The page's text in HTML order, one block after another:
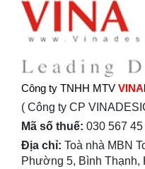
Công ty TNHH MTV VINA
( Công ty CP
Mã số thuế: 030 567 45
Địa chỉ: Toà nhà MBN
Phường 5, Bình Thạnh,